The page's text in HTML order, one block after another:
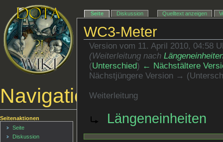
WC3-Meter
Version vom 11. April 2010, 04:58
(Weiterleitung nach
(Unterschied) ← Nächstältere
Nächstjüngere Version →
Weiterleitung
Weiterleitung nach:
Längeneinheiten
Navigationsmenü
Seite Diskussion Quelltext anzeigen
Seitenaktionen
Seite
Diskussion